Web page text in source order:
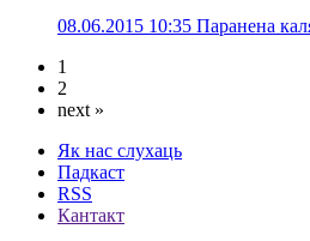
08.06.2015 10:35 Паранена
1
2
next »
Як нас слухаць
Падкаст
RSS
Кантакт